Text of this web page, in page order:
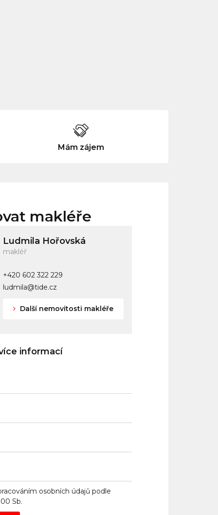
Mám zájem
makléře
Ludmila Hořovská
makléř
+420 602 322 229
ludmila@tide.cz
Další nemovitosti makléře
informací
osobních údajů podle
Sb.